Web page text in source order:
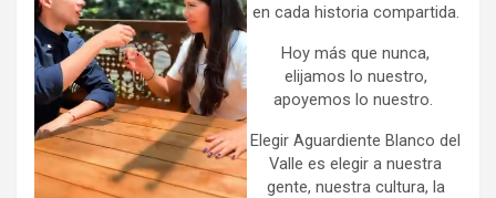
en cada historia compartida.
Hoy más que nunca,
elijamos lo nuestro,
apoyemos lo nuestro.
Elegir Aguardiente Blanco del
Valle es elegir a nuestra
gente, nuestra cultura, la